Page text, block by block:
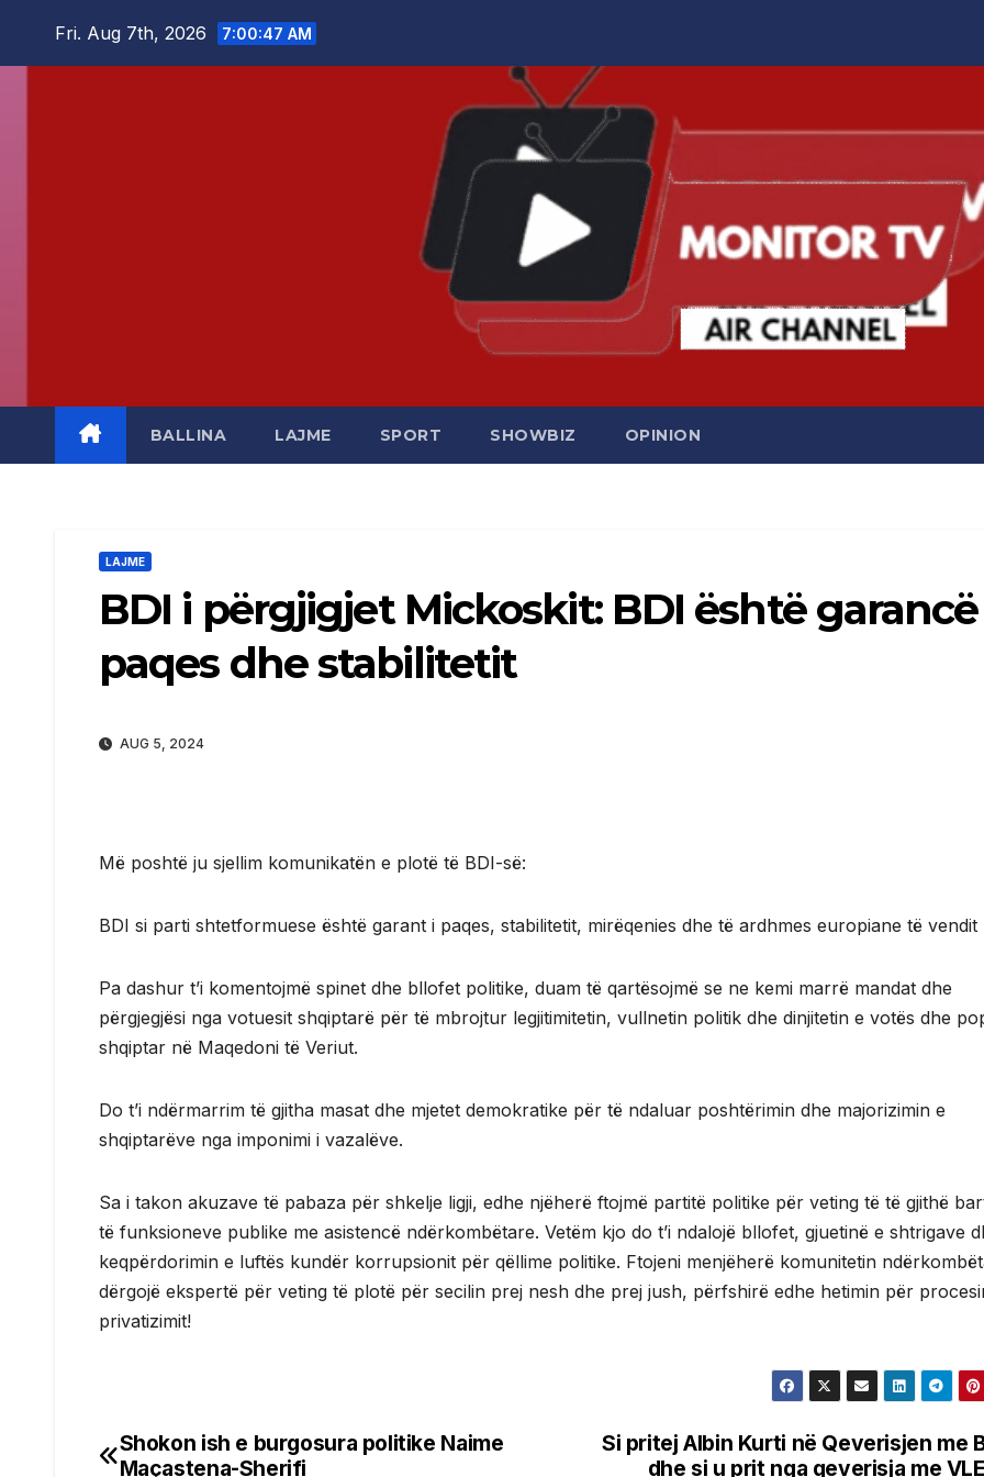
Fri. Aug 7th, 2026 7:00:48 AM
BALLINA LAJME SPORT SHOWBIZ OPINION
LAJME
BDI i përgjigjet Mickoskit: BDI është
paqes dhe stabilitetit
AUG 5, 2024
Më poshtë ju sjellim komunikatën e plotë të BDI-së:
BDI si parti shtetformuese është garant i paqes, stabilitetit, mirëqenies dhe të ardhmes europiane të vendit
Pa dashur t’i komentojmë spinet dhe bllofet politike, duam të qartësojmë se ne kemi marrë mandat dhe
përgjegjësi nga votuesit shqiptarë për të mbrojtur legjitimitetin, vullnetin politik dhe dinjitetin e votës dhe
shqiptar në Maqedoni të Veriut.
Do t’i ndërmarrim të gjitha masat dhe mjetet demokratike për të ndaluar poshtërimin dhe majorizimin e
shqiptarëve nga imponimi i vazalëve.
Sa i takon akuzave të pabaza për shkelje ligji, edhe njëherë ftojmë partitë politike për veting të të gjithë
të funksioneve publike me asistencë ndërkombëtare. Vetëm kjo do t’i ndalojë bllofet, gjuetinë e shtrigave
keqpërdorimin e luftës kundër korrupsionit për qëllime politike. Ftojeni menjëherë komunitetin
dërgojë ekspertë për veting të plotë për secilin prej nesh dhe prej jush, përfshirë edhe hetimin për
privatizimit!
Post
Si pritej Albin Kurti në Qeverisjen me
dhe si u prit nga qeverisja me
Shokon ish e burgosura politike Naime
Maçastena-Sherifi